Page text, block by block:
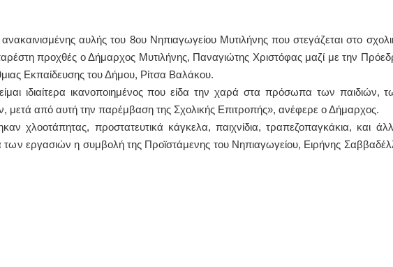
αυλής του 8ου Νηπιαγωγείου Μυτιλήνης που στεγάζεται στο
προχθές ο Δήμαρχος Μυτιλήνης, Παναγιώτης Χριστόφας μαζί με την
Εκπαίδευσης του Δήμου, Ρίτσα Βαλάκου.
ιδιαίτερα ικανοποιημένος που είδα την χαρά στα πρόσωπα των παιδιών,
μετά από αυτή την παρέμβαση της Σχολικής Επιτροπής», ανέφερε ο Δήμαρχος.
χλοοτάπητας, προστατευτικά κάγκελα, παιχνίδια, τραπεζοπαγκάκια, και
των εργασιών η συμβολή της Προϊστάμενης του Νηπιαγωγείου, Ειρήνης
ΙΩΑΝΝΗΣ Α. ΜΑΛΛΙΑΣ
Διδάκτωρ Ιατρικής Σχολής
Πανεπιστημίου Αθηνών
Καλλιπόλεως 3,Νέα Σμύρνη,
Καβέτσου 10, Μυτιλήνη, τηλ:
2251038065